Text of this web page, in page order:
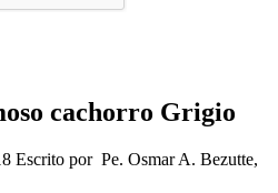
cachorro Grigio
Escrito por Pe. Osmar A. Bezutte,